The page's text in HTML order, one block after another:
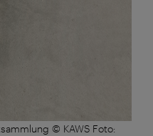
© KAWS Foto: